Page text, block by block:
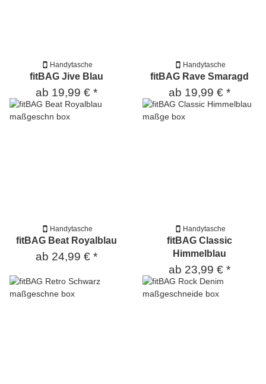
Handytasche
fitBAG Jive Blau
ab 19,99 € *
Handytasche
fitBAG Rave Smaragd
ab 19,99 € *
Handytasche
fitBAG Beat Royalblau
ab 24,99 € *
Handytasche
fitBAG Classic
Himmelblau
ab 23,99 € *